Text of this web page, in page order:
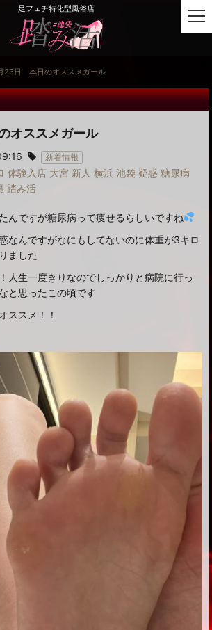
足フェチ特化型風俗店
23日 本日のオススメガール
ススメガール
新着情報
体験入店 大宮 新人 横浜 池袋 疑惑 糖尿病
踏み活
んですが糖尿病って痩せるらしいですね
なんですがなにもしてないのに体重が3キロ
ました
人生一度きりなのでしっかりと病院に行っ
と思ったこの頃です
ススメ！！
t
o
e
n